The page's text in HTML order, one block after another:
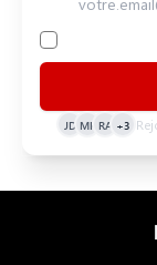
JD MK RA +3